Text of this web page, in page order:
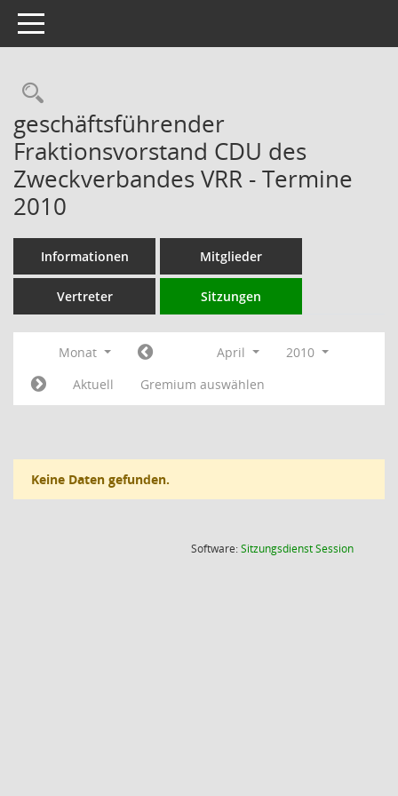
Toggle navigation
Rechercheauswahl
geschäftsführender
Fraktionsvorstand CDU des
Zweckverbandes VRR - Termine
2010
Informationen Mitglieder
Vertreter Sitzungen
Monat April
2010
Aktuell
Gremium auswählen
Keine Daten gefunden.
Software:SitzungsdienstSession(Wird in